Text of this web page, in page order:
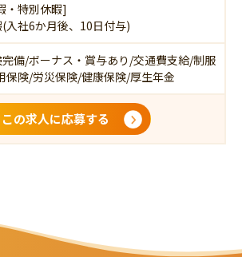
・特別休暇]
入社6か月後、10日付与)
備/ボーナス・賞与あり/交通費支給/制服
保険/労災保険/健康保険/厚生年金
この求人に応募する